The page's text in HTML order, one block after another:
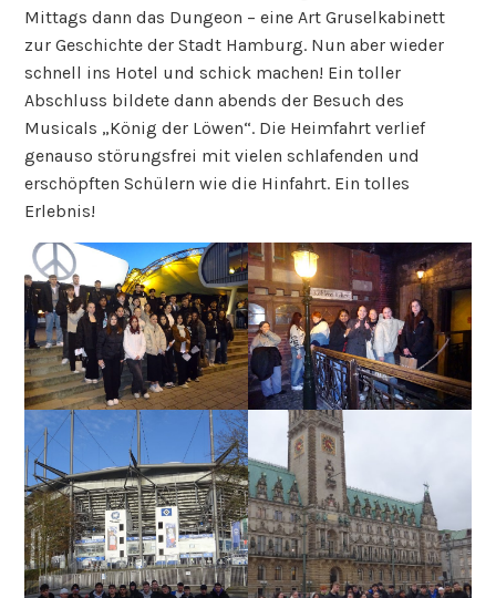
Mittags dann das Dungeon – eine Art Gruselkabinett
zur Geschichte der Stadt Hamburg. Nun aber wieder
schnell ins Hotel und schick machen! Ein toller
Abschluss bildete dann abends der Besuch des
Musicals „König der Löwen“. Die Heimfahrt verlief
genauso störungsfrei mit vielen schlafenden und
erschöpften Schülern wie die Hinfahrt. Ein tolles
Erlebnis!